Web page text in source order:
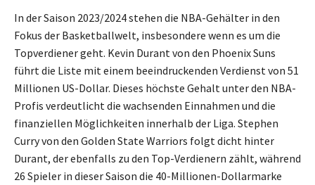
In der Saison 2023/2024 stehen die NBA-Gehälter in den
Fokus der Basketballwelt, insbesondere wenn es um die
Topverdiener geht. Kevin Durant von den Phoenix Suns
führt die Liste mit einem beeindruckenden Verdienst von 51
Millionen US-Dollar. Dieses höchste Gehalt unter den NBA-
Profis verdeutlicht die wachsenden Einnahmen und die
finanziellen Möglichkeiten innerhalb der Liga. Stephen
Curry von den Golden State Warriors folgt dicht hinter
Durant, der ebenfalls zu den Top-Verdienern zählt, während
26 Spieler in dieser Saison die 40-Millionen-Dollarmarke